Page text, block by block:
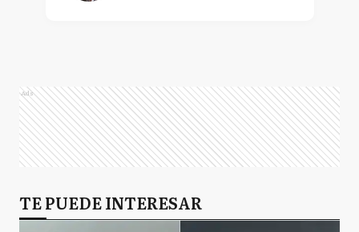
Ads
TE PUEDE INTERESAR